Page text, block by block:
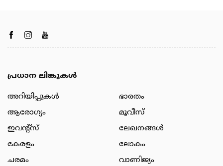
പ്രധാന ലിങ്കുകൾ
അറിയിപ്പുകള്‍
ആരോഗ്യം
ഇവന്റ്സ്
കേരളം
ചരമം
ഭാരതം
മൂവീസ്
ലേഖനങ്ങള്‍
ലോകം
വാണിജ്യം